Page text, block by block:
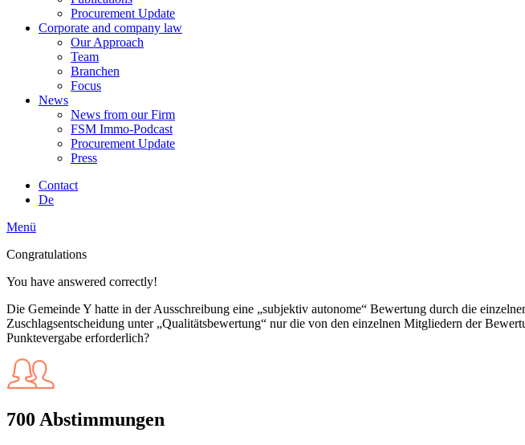
Procurement Update
Corporate and company law
Our Approach
Team
Branchen
Focus
News
News from our Firm
FSM Immo-Podcast
Procurement Update
Press
Contact
De
Menü
Congratulations
You have answered correctly!
Die Gemeinde Y hatte in der Ausschreibung eine „subjektiv autonome“ Bewertung durch die
Zuschlagsentscheidung unter „Qualitätsbewertung“ nur die von den einzelnen Mitgliedern der
Punktevergabe erforderlich?
700 Abstimmungen